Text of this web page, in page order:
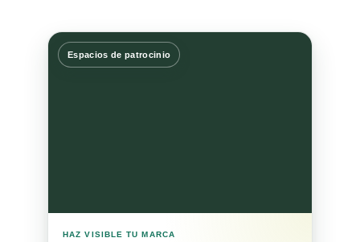
Espacios de patrocinio
HAZ VISIBLE TU MARCA